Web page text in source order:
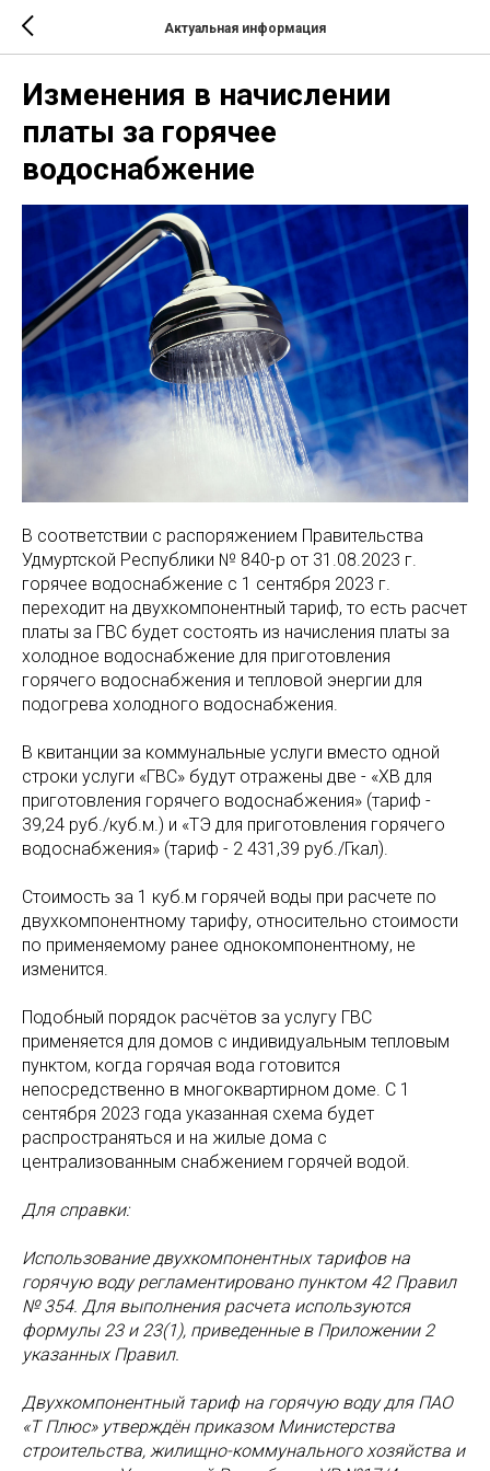
Актуальная информация
Изменения в начислении
платы за горячее
водоснабжение
В соответствии с распоряжением Правительства
Удмуртской Республики № 840-р от 31.08.2023 г.
горячее водоснабжение с 1 сентября 2023 г.
переходит на двухкомпонентный тариф, то есть расчет
платы за ГВС будет состоять из начисления платы за
холодное водоснабжение для приготовления
горячего водоснабжения и тепловой энергии для
подогрева холодного водоснабжения.
В квитанции за коммунальные услуги вместо одной
строки услуги «ГВС» будут отражены две - «ХВ для
приготовления горячего водоснабжения» (тариф -
39,24 руб./куб.м.) и «ТЭ для приготовления горячего
водоснабжения» (тариф - 2 431,39 руб./Гкал).
Стоимость за 1 куб.м горячей воды при расчете по
двухкомпонентному тарифу, относительно стоимости
по применяемому ранее однокомпонентному, не
изменится.
Подобный порядок расчётов за услугу ГВС
применяется для домов с индивидуальным тепловым
пунктом, когда горячая вода готовится
непосредственно в многоквартирном доме. С 1
сентября 2023 года указанная схема будет
распространяться и на жилые дома с
централизованным снабжением горячей водой.
Для справки:
Использование двухкомпонентных тарифов на
горячую воду регламентировано пунктом 42 Правил
№ 354. Для выполнения расчета используются
формулы 23 и 23(1), приведенные в Приложении 2
указанных Правил.
Двухкомпонентный тариф на горячую воду для ПАО
«Т Плюс» утверждён приказом Министерства
строительства, жилищно-коммунального хозяйства и